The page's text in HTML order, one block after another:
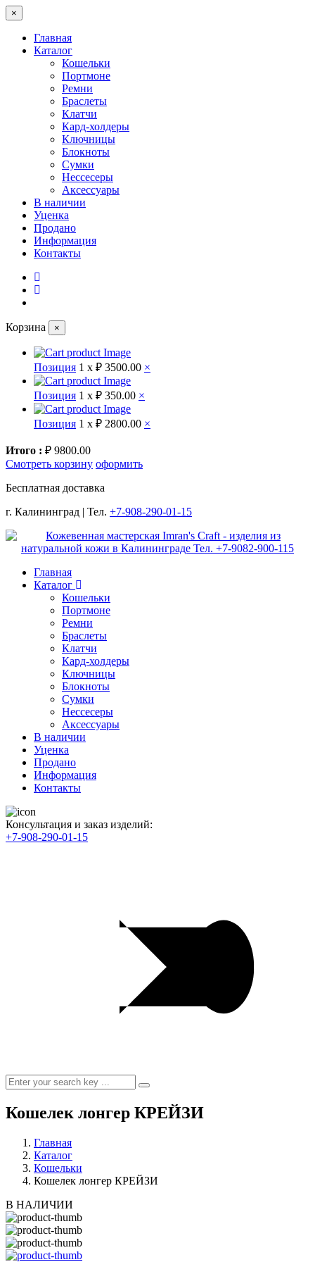
×
Главная
Каталог
Кошельки
Портмоне
Ремни
Браслеты
Клатчи
Кард-холдеры
Ключницы
Блокноты
Сумки
Нессесеры
Аксессуары
В наличии
Уценка
Продано
Информация
Контакты
Корзина ×
Позиция 1 x ₽ 3500.00 ×
Позиция 1 x ₽ 350.00 ×
Позиция 1 x ₽ 2800.00 ×
Итого : ₽ 9800.00
Смотреть корзину оформить
Бесплатная доставка
г. Калининград | Тел. +7-908-290-01-15
Главная
Каталог
Кошельки
Портмоне
Ремни
Браслеты
Клатчи
Кард-холдеры
Ключницы
Блокноты
Сумки
Нессесеры
Аксессуары
В наличии
Уценка
Продано
Информация
Контакты
Консультация и заказ изделий:
+7-908-290-01-15
Кошелек лонгер КРЕЙЗИ
Главная
Каталог
Кошельки
Кошелек лонгер КРЕЙЗИ
В НАЛИЧИИ